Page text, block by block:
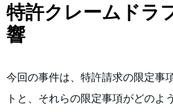
特許クレームドラ
響
今回の事件は、特許請求の限定事
トと、それらの限定事項がどのよ